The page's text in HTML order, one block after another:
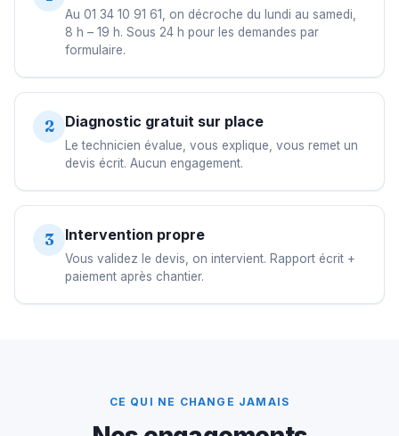
Au 01 34 10 91 61, on décroche du lundi au samedi,
8 h – 19 h. Sous 24 h pour les demandes par
formulaire.
2 Diagnostic gratuit sur place
Le technicien évalue, vous explique, vous remet un
devis écrit. Aucun engagement.
3 Intervention propre
Vous validez le devis, on intervient. Rapport écrit +
paiement après chantier.
CE QUI NE CHANGE JAMAIS